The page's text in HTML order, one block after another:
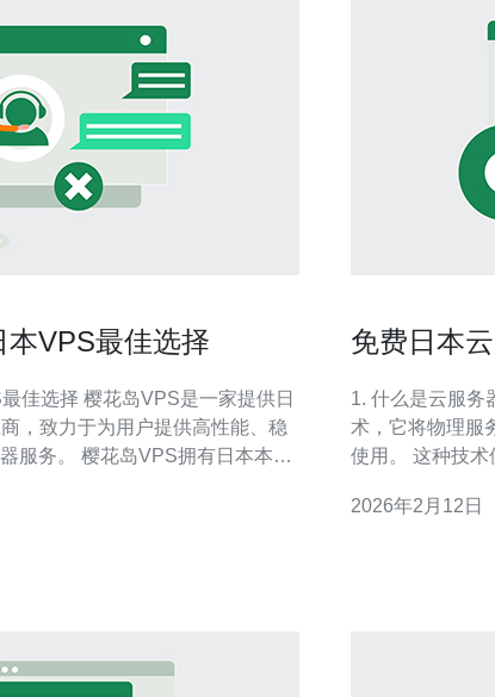
VPS最佳选择
是一家提供日
，致力于为用户提供高性能、稳
拥有日本本土
的技术支持团队，确保用户在使
免费日本
1. 什么是云服务器？ 云服务器是一种虚拟化
术，它将物理服
使用。 这种技术使得用户可以方便地扩展或缩减资源，极
2026年2月12日